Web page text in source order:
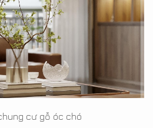
cư gỗ óc chó